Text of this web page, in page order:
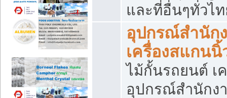
และที่อื่นๆทั่วไ
อุปกรณ์สำนัก
เครื่องสแกนนิ้
ไม้กั้นรถยนต์ เ
อุปกรณ์สำนักง